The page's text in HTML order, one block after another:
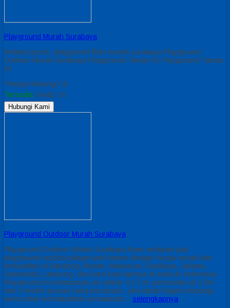
Playground Murah Surabaya
Related posts: playground fiber murah surabaya Playground
Outdoor Murah Surabaya Playground Taman 01 Playground Taman
02
*Harga Hubungi CS
Tersedia / kode 24
Hubungi Kami
Playground Outdoor Murah Surabaya
Playground Outdoor Murah Surabaya Kami melayani jual
playground outdoor,playground taman dengan harga murah dan
berkualitas di Bandung, Medan, Makassar, Surabaya, Jakarta,
Samarinda, Lampung, dan kota-kota lainnya di seluruh Indonesia.
Playground ini mempunyai uk sekitar 4 x 2 m ,perosotan uk 2,5m
dan 3 model ayunan yang bervariasi , jika minat Segera hubungi
kami untuk mendapatkan penawaran… selengkapnya